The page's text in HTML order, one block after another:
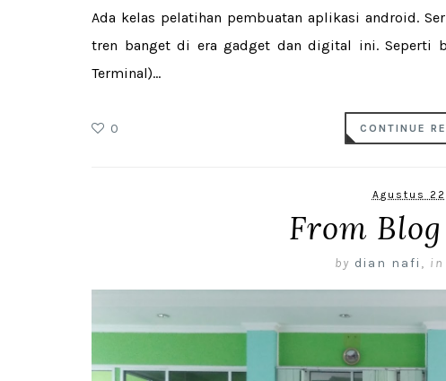
Ada kelas pelatihan pembuatan aplikasi android.
tren banget di era gadget dan digital ini. Seperti
Terminal)...
0 CONTINUE
Agustus
From
by dian nafi , in